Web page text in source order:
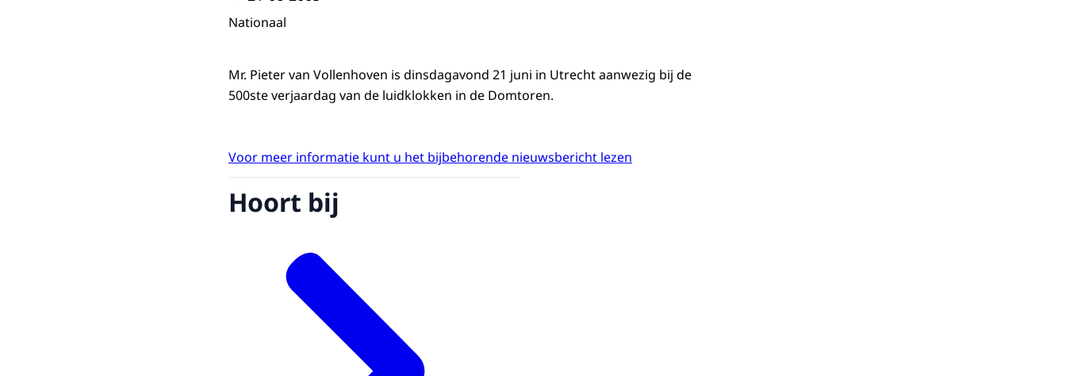
Nationaal
Mr. Pieter van Vollenhoven is dinsdagavond 21 juni in Utrecht aanwezig bij de
500ste verjaardag van de luidklokken in de Domtoren.
Voor meer informatie kunt u het bijbehorende nieuwsbericht lezen
Hoort bij